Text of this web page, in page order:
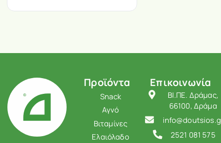
Προϊόντα
Snack
Αγνό
Βιταμίνες
Ελαιόλαδο
Επικοινωνία
ΒΙ.ΠΕ. Δράμας,
66100, Δράμα
2521 081 575